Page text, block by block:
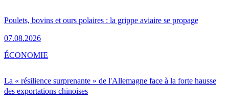
Poulets, bovins et ours polaires : la grippe aviaire se propage
07.08.2026
La « résilience surprenante » de l'Allemagne face à la forte hausse
des exportations chinoises
ÉCONOMIE